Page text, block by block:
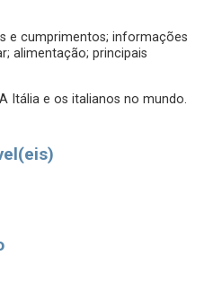
e cumprimentos; informações
alimentação; principais
Itália e os italianos no mundo.